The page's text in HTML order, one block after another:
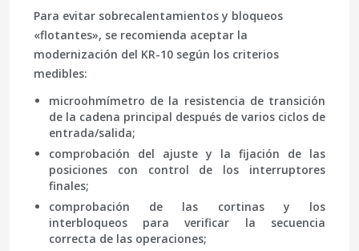
Para evitar sobrecalentamientos y bloqueos
«flotantes», se recomienda aceptar la
modernización del KR-10 según los criterios
medibles:
microohmímetro de la resistencia de transición
de la cadena principal después de varios ciclos de
entrada/salida;
comprobación del ajustey la fijación de las
posiciones con control de los interruptores
finales;
comprobación de las cortinasy los
interbloqueos para verificar la secuencia
correcta de las operaciones;